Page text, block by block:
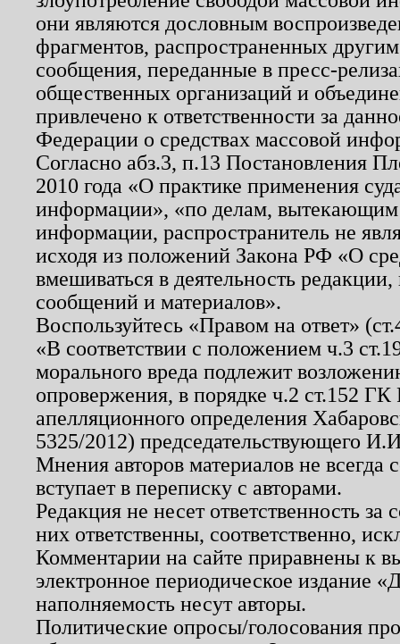
они являются дословным
фрагментов, распространенных
сообщения, переданные в пресс-
общественных организаций и
привлечено к ответственности за
Федерации о средствах массовой
Согласно абз.3, п.13 Постановления
2010 года «О практике применения
информации», «по делам, вытекающим
информации, распространитель не
исходя из положений Закона РФ «О
вмешиваться в деятельность
сообщений и материалов».
Воспользуйтесь «Правом на ответ»
«В соответствии с положением ч.3
морального вреда подлежит
опровержения, в порядке ч.2 ст.152
апелляционного определения
5325/2012) председательствующего
Мнения авторов материалов не
вступает в переписку с авторами.
Редакция не несет ответственность
них ответственны, соответственно,
Комментарии на сайте приравнены к
электронное периодическое издание
наполняемость несут авторы.
Политические опросы/голосования